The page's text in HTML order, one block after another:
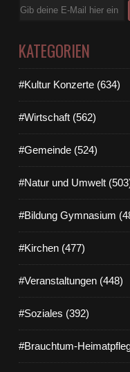
E-
KATEGORIEN
#Kultur Konzerte (634)
#Wirtschaft (562)
#Gemeinde (524)
#Natur und Umwelt
#Bildung Gymnasium
#Kirchen (477)
#Veranstaltungen (448)
#Soziales (392)
#Brauchtum-